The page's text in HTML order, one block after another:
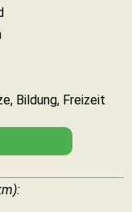
Bildung, Freizeit